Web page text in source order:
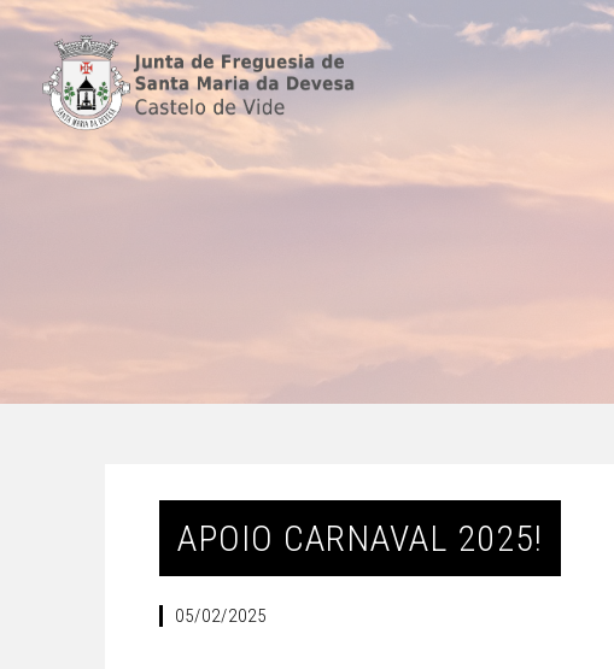
APOIO CARNAVAL 2025!
05/02/2025